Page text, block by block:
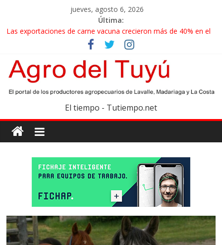
jueves, agosto 6, 2026
Última:
Las exportaciones de carne vacuna crecieron más de 40% en el
La miel, un motor de las economías regionales que enfrenta
nuevos desafíos para exportar
El gobierno bonaerense realizará un censo para actualizar el
mapa de la producción hortiflorícola
Las exportaciones agroindustriales anotaron un récord histórico
en el primer semestre
Maíz: estiman una cosecha récord de 71,5 millones de toneladas
El tiempo - Tutiempo.net